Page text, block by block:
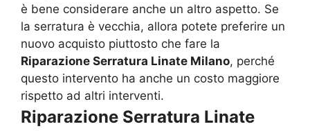
è bene considerare anche un altro aspetto. Se
la serratura è vecchia, allora potete preferire un
nuovo acquisto piuttosto che fare la
Riparazione Serratura Linate Milano, perché
questo intervento ha anche un costo maggiore
rispetto ad altri interventi.
Riparazione Serratura Linate